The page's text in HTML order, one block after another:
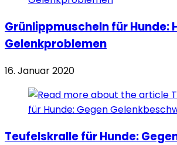
Grünlippmuscheln für Hunde:
Gelenkproblemen
16. Januar 2020
Teufelskralle für Hunde: